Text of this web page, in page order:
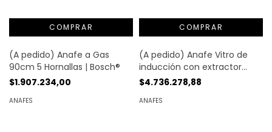
(A pedido) Anafe a Gas
90cm 5 Hornallas | Bosch®
$1.907.234,00
ANAFES
(A pedido) Anafe Vitro de
inducción con extractor
integrado 70 cm | Bosch®
$4.736.278,88
ANAFES